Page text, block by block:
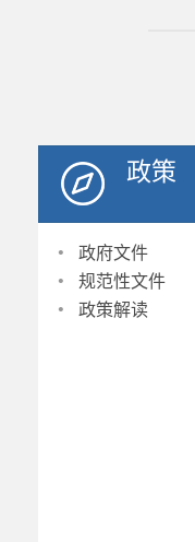
政策
· 政府文件
· 规范性文件
· 政策解读